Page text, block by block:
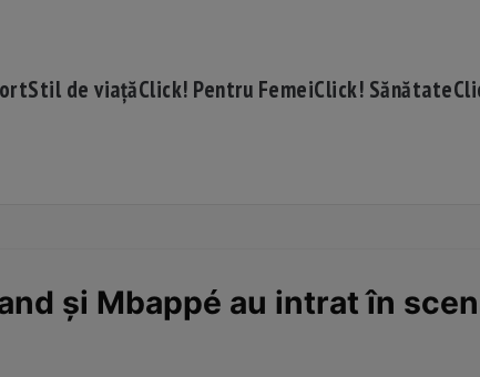
Stil de viațăClick! Pentru FemeiClick! Sănătate
și Mbappé au intrat în